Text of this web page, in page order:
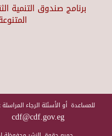
برنامج صندوق التنمية
للمساعدة أو الأسئلة الرجاء
cdf@cdf.gov.eg